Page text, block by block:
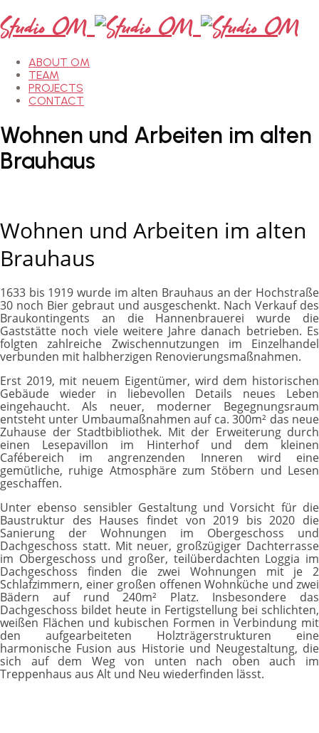
Studio OM
ABOUT OM
TEAM
PROJECTS
CONTACT
Wohnen und Arbeiten im alten
Brauhaus
Wohnen und Arbeiten im alten
Brauhaus
1633 bis 1919 wurde im alten Brauhaus an der Hochstraße
30 noch Bier gebraut und ausgeschenkt. Nach Verkauf des
Braukontingents an die Hannenbrauerei wurde die
Gaststätte noch viele weitere Jahre danach betrieben. Es
folgten zahlreiche Zwischennutzungen im Einzelhandel
verbunden mit halbherzigen Renovierungsmaßnahmen.
Erst 2019, mit neuem Eigentümer, wird dem historischen
Gebäude wieder in liebevollen Details neues Leben
eingehaucht. Als neuer, moderner Begegnungsraum
entsteht unter Umbaumaßnahmen auf ca. 300m² das neue
Zuhause der Stadtbibliothek. Mit der Erweiterung durch
einen Lesepavillon im Hinterhof und dem kleinen
Cafébereich im angrenzenden Inneren wird eine
gemütliche, ruhige Atmosphäre zum Stöbern und Lesen
geschaffen.
Unter ebenso sensibler Gestaltung und Vorsicht für die
Baustruktur des Hauses findet von 2019 bis 2020 die
Sanierung der Wohnungen im Obergeschoss und
Dachgeschoss statt. Mit neuer, großzügiger Dachterrasse
im Obergeschoss und großer, teilüberdachten Loggia im
Dachgeschoss finden die zwei Wohnungen mit je 2
Schlafzimmern, einer großen offenen Wohnküche und zwei
Bädern auf rund 240m² Platz. Insbesondere das
Dachgeschoss bildet heute in Fertigstellung bei schlichten,
weißen Flächen und kubischen Formen in Verbindung mit
den aufgearbeiteten Holzträgerstrukturen eine
harmonische Fusion aus Historie und Neugestaltung, die
sich auf dem Weg von unten nach oben auch im
Treppenhaus aus Alt und Neu wiederfinden lässt.